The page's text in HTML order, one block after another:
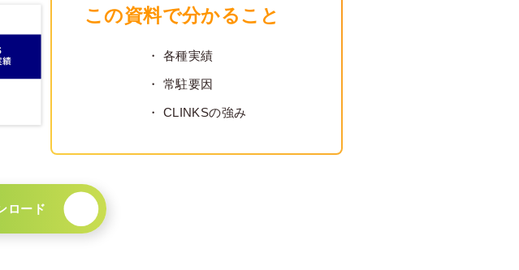
この資料で分かること
各種実績
常駐要因
CLINKSの強み
ロード